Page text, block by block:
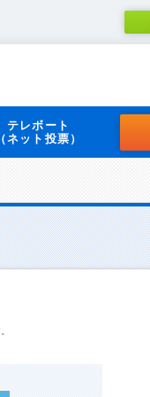
テレボート
（ネット投票）